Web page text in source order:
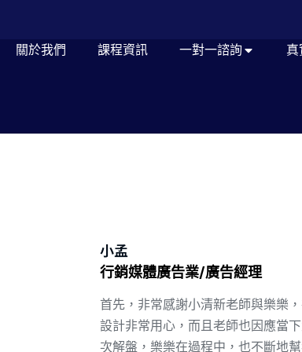
關於我們 課程資訊 一對一諮詢
小孟
行銷媒體廣告業/廣告經理
首先，非常感謝小清新老師與樂樂
設計非常用心，而且老師也因應當
次解盤，樂樂在過程中，也不斷地